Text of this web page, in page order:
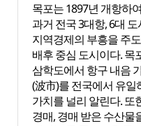
목포는 1897년 개항하
과거 전국 3대항, 6대
지역경제의 부흥을 주
배후 중심 도시이다.
삼학도에서 항구 내음
(波市)를 전국에서 유
가치를 널리 알린다. 또
경매, 경매 받은 수산물